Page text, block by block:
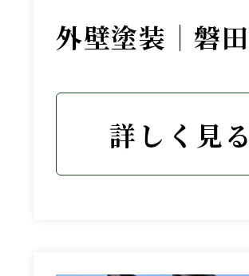
外壁塗装｜磐
詳しく見る